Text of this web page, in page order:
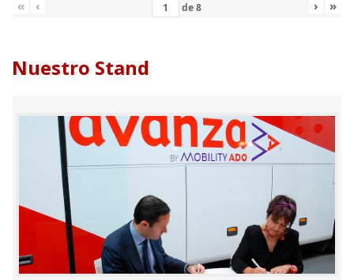
« ‹ de8 › »
Nuestro Stand